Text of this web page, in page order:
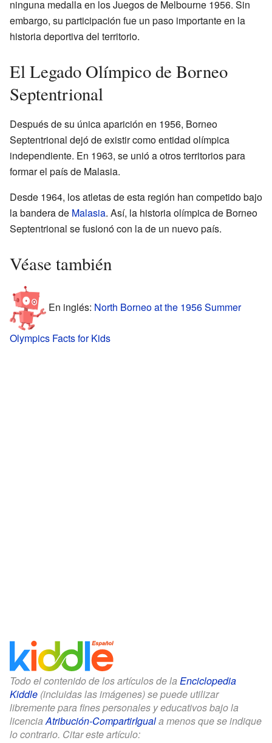
ninguna medalla en los Juegos de Melbourne 1956. Sin
embargo, su participación fue un paso importante en la
historia deportiva del territorio.
El Legado Olímpico de Borneo
Septentrional
Después de su única aparición en 1956, Borneo
Septentrional dejó de existir como entidad olímpica
independiente. En 1963, se unió a otros territorios para
formar el país de Malasia.
Desde 1964, los atletas de esta región han competido bajo
la bandera de Malasia. Así, la historia olímpica de Borneo
Septentrional se fusionó con la de un nuevo país.
Véase también
En inglés: North Borneo at the 1956 Summer
Olympics Facts for Kids
Todo el contenido de los artículos de la Enciclopedia
Kiddle (incluidas las imágenes) se puede utilizar
libremente para fines personales y educativos bajo la
licenciaAtribución-CompartirIguala menos que se indique
lo contrario. Citar este artículo: